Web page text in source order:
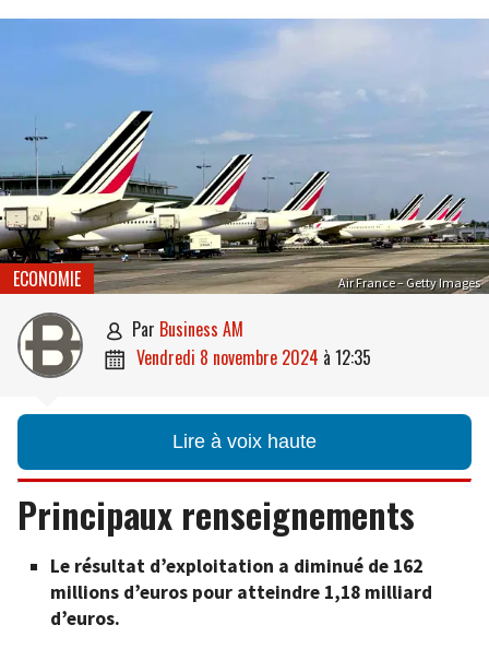
Air France – Getty Images
ECONOMIE
 par Business AM
 vendredi 8 novembre 2024 à 12:35
Lire à voix haute
Principaux renseignements
Le résultat d’exploitation a diminué de 162
millions d’euros pour atteindre 1,18 milliard
d’euros.